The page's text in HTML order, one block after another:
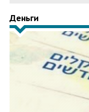
Деньги